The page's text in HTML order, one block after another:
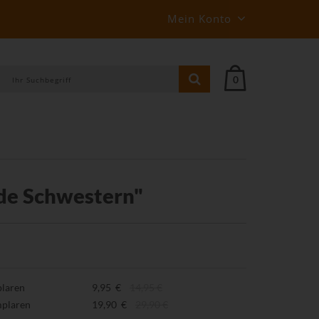
Mein Konto
0
Schwestern"
9,95 €
19,90 €